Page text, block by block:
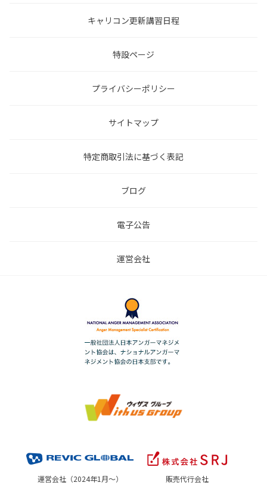
キャリコン更新講習日程
特設ページ
プライバシーポリシー
サイトマップ
特定商取引法に基づく表記
ブログ
電子公告
運営会社
運営会社（2024年1月～） 販売代行会社